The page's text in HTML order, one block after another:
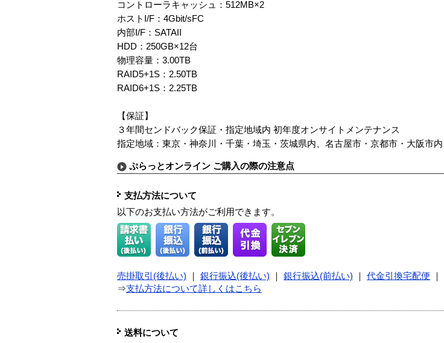
コントローラキャッシュ：512MB×2
ホストI/F：4Gbit/sFC
内部I/F：SATAII
HDD：250GB×12台
物理容量：3.00TB
RAID5+1S：2.50TB
RAID6+1S：2.25TB
【保証】
３年間センドバック保証・指定地域内 初年度オンサイトメンテナンス
指定地域：東京・神奈川・千葉・埼玉・茨城県内、名古屋市・京都市・大阪市内
ぷらっとオンライン ご購入の際の注意点
支払方法について
以下のお支払い方法がご利用できます。
売掛取引(後払い) 銀行振込(後払い) 銀行振込(前払い) 代金引換宅配便
⇒支払方法について詳しくはこちら
送料について